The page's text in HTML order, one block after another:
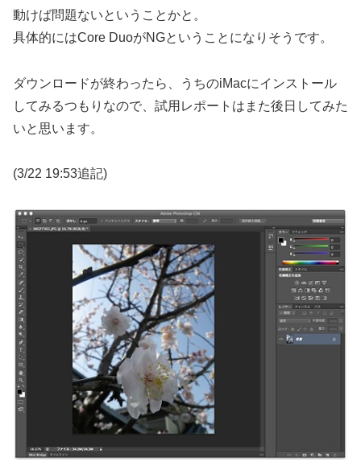
動けば問題ないということかと。
具体的にはCore DuoがNGということになりそうです。
ダウンロードが終わったら、うちのiMacにインストール
してみるつもりなので、試用レポートはまた後日してみた
いと思います。
(3/22 19:53追記)